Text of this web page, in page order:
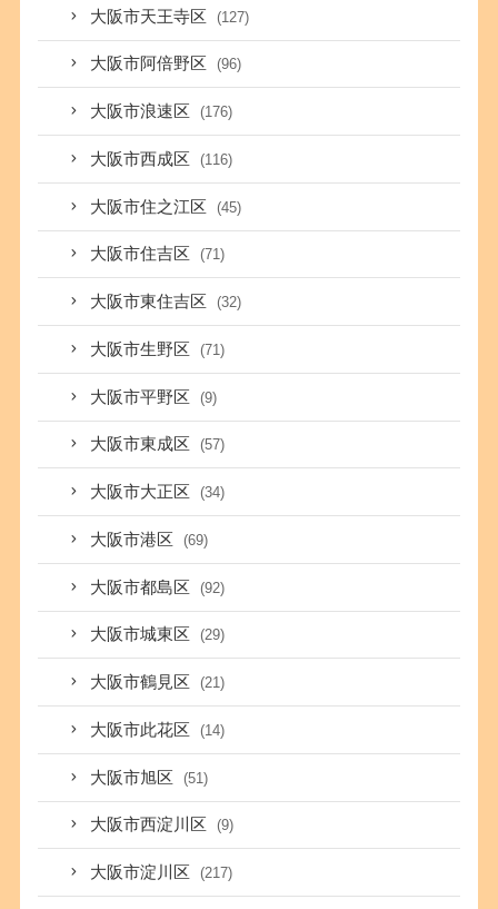
大阪市天王寺区 (127)
大阪市阿倍野区 (96)
大阪市浪速区 (176)
大阪市西成区 (116)
大阪市住之江区 (45)
大阪市住吉区 (71)
大阪市東住吉区 (32)
大阪市生野区 (71)
大阪市平野区 (9)
大阪市東成区 (57)
大阪市大正区 (34)
大阪市港区 (69)
大阪市都島区 (92)
大阪市城東区 (29)
大阪市鶴見区 (21)
大阪市此花区 (14)
大阪市旭区 (51)
大阪市西淀川区 (9)
大阪市淀川区 (217)